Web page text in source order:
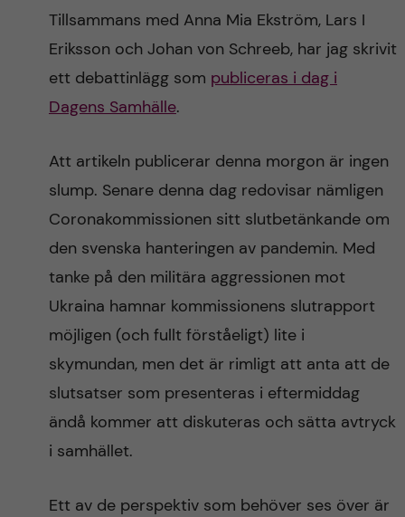
c
h
f
e
l
d
n
u
Tillsammans med Anna Mia Ekström, Lars I
Eriksson och Johan von Schreeb, har jag skrivit
ett debattinlägg som publiceras i dag i
Dagens Samhälle.
Att artikeln publicerar denna morgon är ingen
slump. Senare denna dag redovisar nämligen
Coronakommissionen sitt slutbetänkande om
den svenska hanteringen av pandemin. Med
tanke på den militära aggressionen mot
Ukraina hamnar kommissionens slutrapport
möjligen (och fullt förståeligt) lite i
skymundan, men det är rimligt att anta att de
slutsatser som presenteras i eftermiddag
ändå kommer att diskuteras och sätta avtryck
i samhället.
Ett av de perspektiv som behöver ses över är